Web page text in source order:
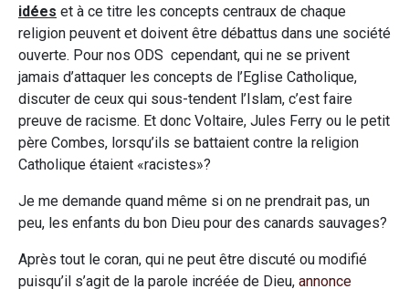
idées et à ce titre les concepts centraux de chaque
religion peuvent et doivent être débattus dans une société
ouverte. Pour nos ODS cependant, qui ne se privent
jamais d’attaquer les concepts de l’Eglise Catholique,
discuter de ceux qui sous-tendent l’Islam, c’est faire
preuve de racisme. Et donc Voltaire, Jules Ferry ou le petit
père Combes, lorsqu’ils se battaient contre la religion
Catholique étaient «racistes»?
Je me demande quand même si on ne prendrait pas, un
peu, les enfants du bon Dieu pour des canards sauvages?
Après tout le coran, qui ne peut être discuté ou modifié
puisqu’il s’agit de la parole incréée de Dieu, annonce